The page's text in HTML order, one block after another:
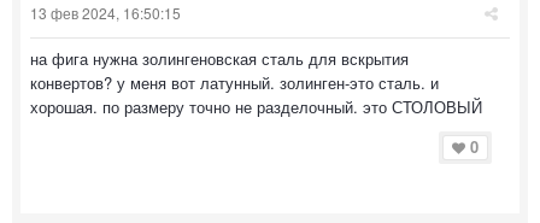
13 фев 2024, 16:50:15
на фига нужна золингеновская сталь для вскрытия
конвертов? у меня вот латунный. золинген-это сталь. и
хорошая. по размеру точно не разделочный. это СТОЛОВЫЙ
0